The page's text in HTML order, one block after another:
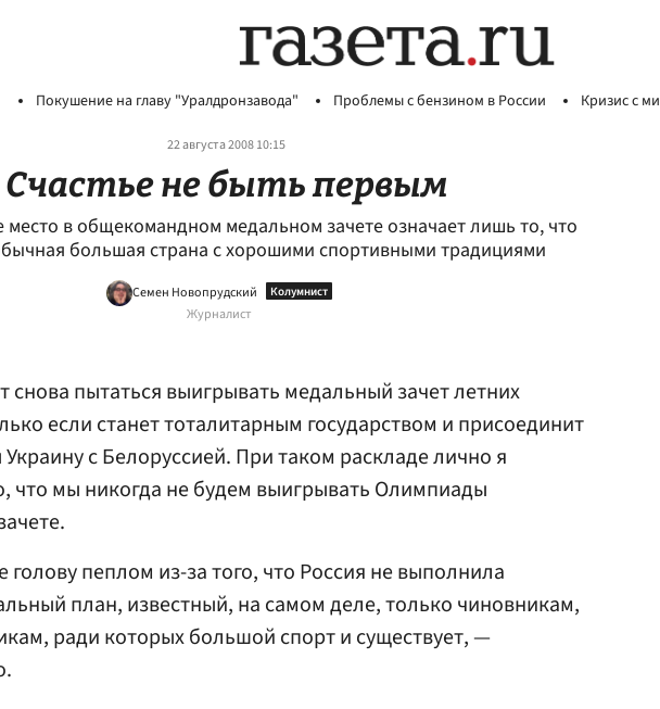
Покушение на главу "Уралдронзавода" Проблемы с бензином в России Кризис с
22 августа 2008 10:15
Счастье не быть первым
место в общекомандном медальном зачете означает лишь то, что
большая страна с хорошими спортивными традициями
Семен Новопрудский
Журналист
снова пытаться выигрывать медальный зачет летних
если станет тоталитарным государством и присоединит
Украину с Белоруссией. При таком раскладе лично я
что мы никогда не будем выигрывать Олимпиады
голову пеплом из-за того, что Россия не выполнила
план, известный, на самом деле, только чиновникам,
ради которых большой спорт и существует, —